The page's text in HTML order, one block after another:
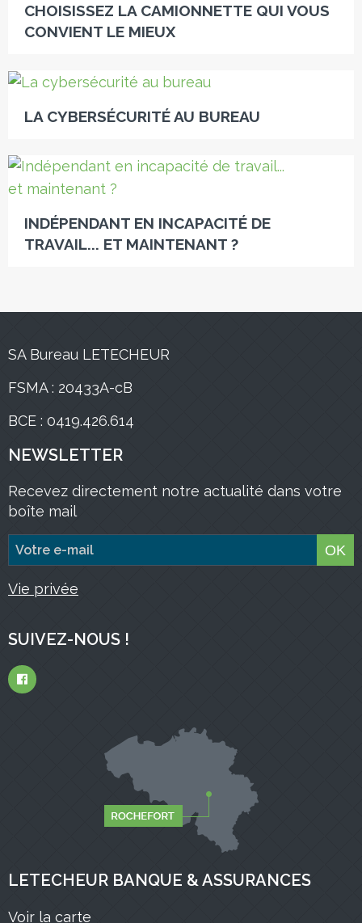
CHOISISSEZ LA CAMIONNETTE QUI VOUS
CONVIENT LE MIEUX
LA CYBERSÉCURITÉ AU BUREAU
INDÉPENDANT EN INCAPACITÉ DE
TRAVAIL... ET MAINTENANT ?
SA Bureau LETECHEUR
FSMA : 20433A-cB
BCE : 0419.426.614
NEWSLETTER
Recevez directement notre actualité dans votre
boîte mail
OK
Vie privée
SUIVEZ-NOUS !
LETECHEUR BANQUE & ASSURANCES
Voir la carte